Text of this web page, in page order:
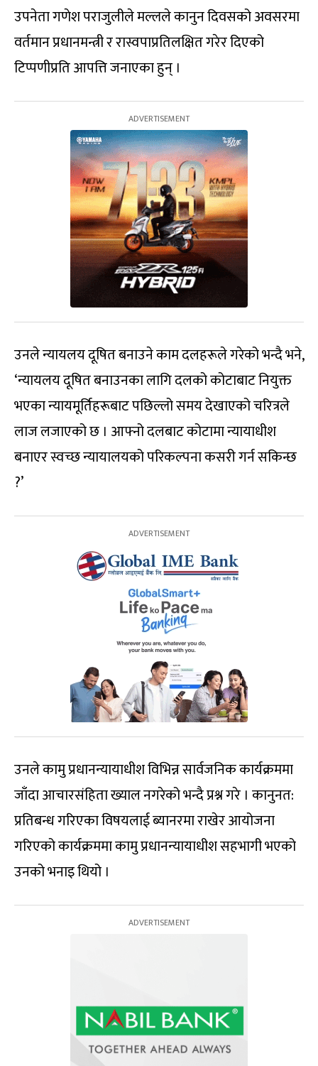
उपनेता गणेश पराजुलीले मल्लले कानुन दिवसको अवसरमा
वर्तमान प्रधानमन्त्री र रास्वपाप्रतिलक्षित गरेर दिएको
टिप्पणीप्रति आपत्ति जनाएका हुन् ।
उनले न्यायलय दूषित बनाउने काम दलहरूले गरेको भन्दै भने,
‘न्यायलय दूषित बनाउनका लागि दलको कोटाबाट नियुक्त
भएका न्यायमूर्तिहरूबाट पछिल्लो समय देखाएको चरित्रले
लाज लजाएको छ । आफ्नो दलबाट कोटामा न्यायाधीश
बनाएर स्वच्छ न्यायालयको परिकल्पना कसरी गर्न सकिन्छ
?’
उनले कामु प्रधानन्यायाधीश विभिन्न सार्वजनिक कार्यक्रममा
जाँदा आचारसंहिता ख्याल नगरेको भन्दै प्रश्न गरे । कानुनत:
प्रतिबन्ध गरिएका विषयलाई ब्यानरमा राखेर आयोजना
गरिएको कार्यक्रममा कामु प्रधानन्यायाधीश सहभागी भएको
उनको भनाइ थियो ।